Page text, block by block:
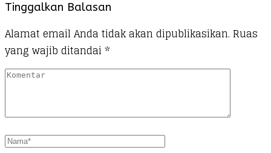
Tinggalkan Balasan
Alamat email Anda tidak akan dipublikasikan. Ruas
yang wajib ditandai *